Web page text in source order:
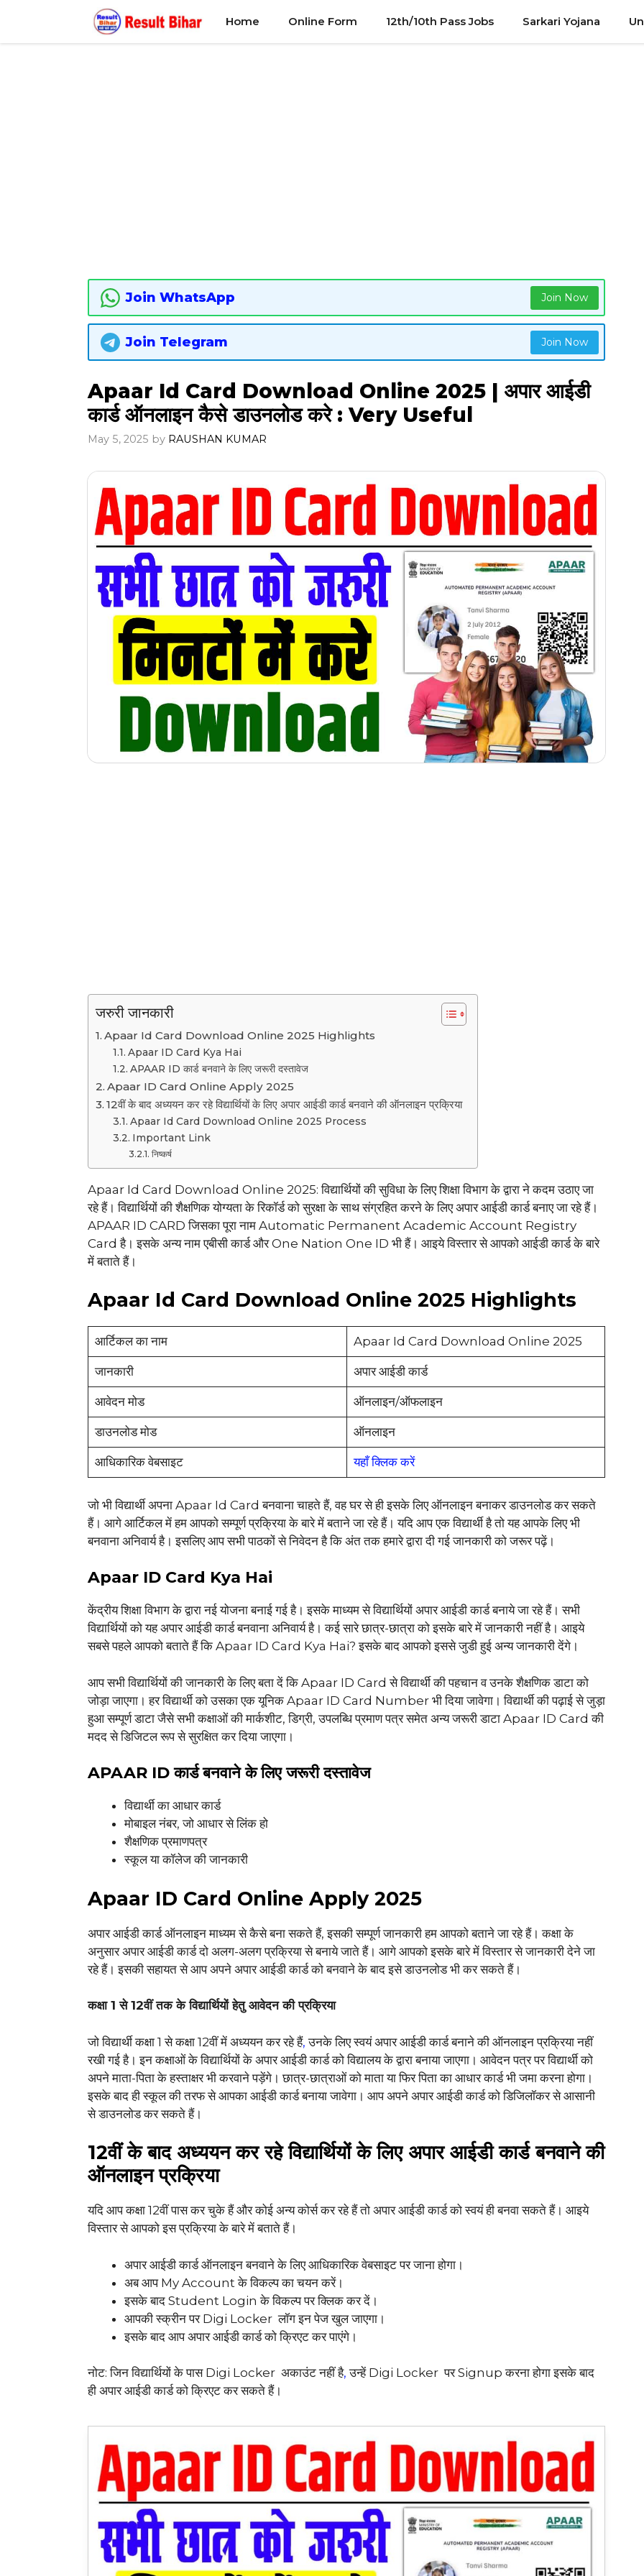
content
Home Online Form 12th/10th Pass Jobs Sarkari Yojana
Join WhatsApp Join Now
Join Telegram Join Now
Apaar Id Card Download Online 2025 | अपार आईडी
कार्ड ऑनलाइन कैसे डाउनलोड करे : Very Useful
May 5, 2025 by RAUSHAN KUMAR
जरुरी जानकारी
Apaar Id Card Download Online 2025 Highlights
Apaar ID Card Kya Hai
APAAR ID कार्ड बनवाने के लिए जरूरी दस्तावेज
Apaar ID Card Online Apply 2025
12वीं के बाद अध्ययन कर रहे विद्यार्थियों के लिए अपार आईडी कार्ड बनवाने की ऑनलाइन प्रक्रिया
Apaar Id Card Download Online 2025 Process
Important Link
निष्कर्ष
Apaar Id Card Download Online 2025: विद्यार्थियों की सुविधा के लिए शिक्षा विभाग के द्वारा ने कदम उठाए जा
रहे हैं। विद्यार्थियों की शैक्षणिक योग्यता के रिकॉर्ड को सुरक्षा के साथ संग्रहित करने के लिए अपार आईडी कार्ड बनाए जा रहे हैं।
APAAR ID CARD जिसका पूरा नाम Automatic Permanent Academic Account Registry
Card है। इसके अन्य नाम एबीसी कार्ड और One Nation One ID भी हैं। आइये विस्तार से आपको आईडी कार्ड के बारे
में बताते हैं।
Apaar Id Card Download Online 2025 Highlights
आर्टिकल का नाम Apaar Id Card Download Online 2025
जानकारी अपार आईडी कार्ड
आवेदन मोड ऑनलाइन/ऑफलाइन
डाउनलोड मोड ऑनलाइन
आधिकारिक वेबसाइट यहाँ क्लिक करें
जो भी विद्यार्थी अपना Apaar Id Card बनवाना चाहते हैं, वह घर से ही इसके लिए ऑनलाइन बनाकर डाउनलोड कर सकते
हैं। आगे आर्टिकल में हम आपको सम्पूर्ण प्रक्रिया के बारे में बताने जा रहे हैं। यदि आप एक विद्यार्थी है तो यह आपके लिए भी
बनवाना अनिवार्य है। इसलिए आप सभी पाठकों से निवेदन है कि अंत तक हमारे द्वारा दी गई जानकारी को जरूर पढ़ें।
Apaar ID Card Kya Hai
केंद्रीय शिक्षा विभाग के द्वारा नई योजना बनाई गई है। इसके माध्यम से विद्यार्थियों अपार आईडी कार्ड बनाये जा रहे हैं। सभी
विद्यार्थियों को यह अपार आईडी कार्ड बनवाना अनिवार्य है। कई सारे छात्र-छात्रा को इसके बारे में जानकारी नहीं है। आइये
सबसे पहले आपको बताते हैं कि Apaar ID Card Kya Hai? इसके बाद आपको इससे जुडी हुई अन्य जानकारी देंगे।
आप सभी विद्यार्थियों की जानकारी के लिए बता दें कि Apaar ID Card से विद्यार्थी की पहचान व उनके शैक्षणिक डाटा को
जोड़ा जाएगा। हर विद्यार्थी को उसका एक यूनिक Apaar ID Card Number भी दिया जावेगा। विद्यार्थी की पढ़ाई से जुड़ा
हुआ सम्पूर्ण डाटा जैसे सभी कक्षाओं की मार्कशीट, डिग्री, उपलब्धि प्रमाण पत्र समेत अन्य जरूरी डाटा Apaar ID Card की
मदद से डिजिटल रूप से सुरक्षित कर दिया जाएगा।
APAAR ID कार्ड बनवाने के लिए जरूरी दस्तावेज
विद्यार्थी का आधार कार्ड
मोबाइल नंबर, जो आधार से लिंक हो
शैक्षणिक प्रमाणपत्र
स्कूल या कॉलेज की जानकारी
Apaar ID Card Online Apply 2025
अपार आईडी कार्ड ऑनलाइन माध्यम से कैसे बना सकते हैं, इसकी सम्पूर्ण जानकारी हम आपको बताने जा रहे हैं। कक्षा के
अनुसार अपार आईडी कार्ड दो अलग-अलग प्रक्रिया से बनाये जाते हैं। आगे आपको इसके बारे में विस्तार से जानकारी देने जा
रहे हैं। इसकी सहायत से आप अपने अपार आईडी कार्ड को बनवाने के बाद इसे डाउनलोड भी कर सकते हैं।
कक्षा 1 से 12वीं तक के विद्यार्थियों हेतु आवेदन की प्रक्रिया
जो विद्यार्थी कक्षा 1 से कक्षा 12वीं में अध्ययन कर रहे हैं, उनके लिए स्वयं अपार आईडी कार्ड बनाने की ऑनलाइन प्रक्रिया नहीं
रखी गई है। इन कक्षाओं के विद्यार्थियों के अपार आईडी कार्ड को विद्यालय के द्वारा बनाया जाएगा। आवेदन पत्र पर विद्यार्थी को
अपने माता-पिता के हस्ताक्षर भी करवाने पड़ेंगे। छात्र-छात्राओं को माता या फिर पिता का आधार कार्ड भी जमा करना होगा।
इसके बाद ही स्कूल की तरफ से आपका आईडी कार्ड बनाया जावेगा। आप अपने अपार आईडी कार्ड को डिजिलॉकर से आसानी
से डाउनलोड कर सकते हैं।
12वीं के बाद अध्ययन कर रहे विद्यार्थियों के लिए अपार आईडी कार्ड बनवाने की
ऑनलाइन प्रक्रिया
यदि आप कक्षा 12वीं पास कर चुके हैं और कोई अन्य कोर्स कर रहे हैं तो अपार आईडी कार्ड को स्वयं ही बनवा सकते हैं। आइये
विस्तार से आपको इस प्रक्रिया के बारे में बताते हैं।
अपार आईडी कार्ड ऑनलाइन बनवाने के लिए आधिकारिक वेबसाइट पर जाना होगा।
अब आप My Account के विकल्प का चयन करें।
इसके बाद Student Login के विकल्प पर क्लिक कर दें।
आपकी स्क्रीन पर Digi Locker लॉग इन पेज खुल जाएगा।
इसके बाद आप अपार आईडी कार्ड को क्रिएट कर पाएंगे।
नोट: जिन विद्यार्थियों के पास Digi Locker अकाउंट नहीं है, उन्हें Digi Locker पर Signup करना होगा इसके बाद
ही अपार आईडी कार्ड को क्रिएट कर सकते हैं।